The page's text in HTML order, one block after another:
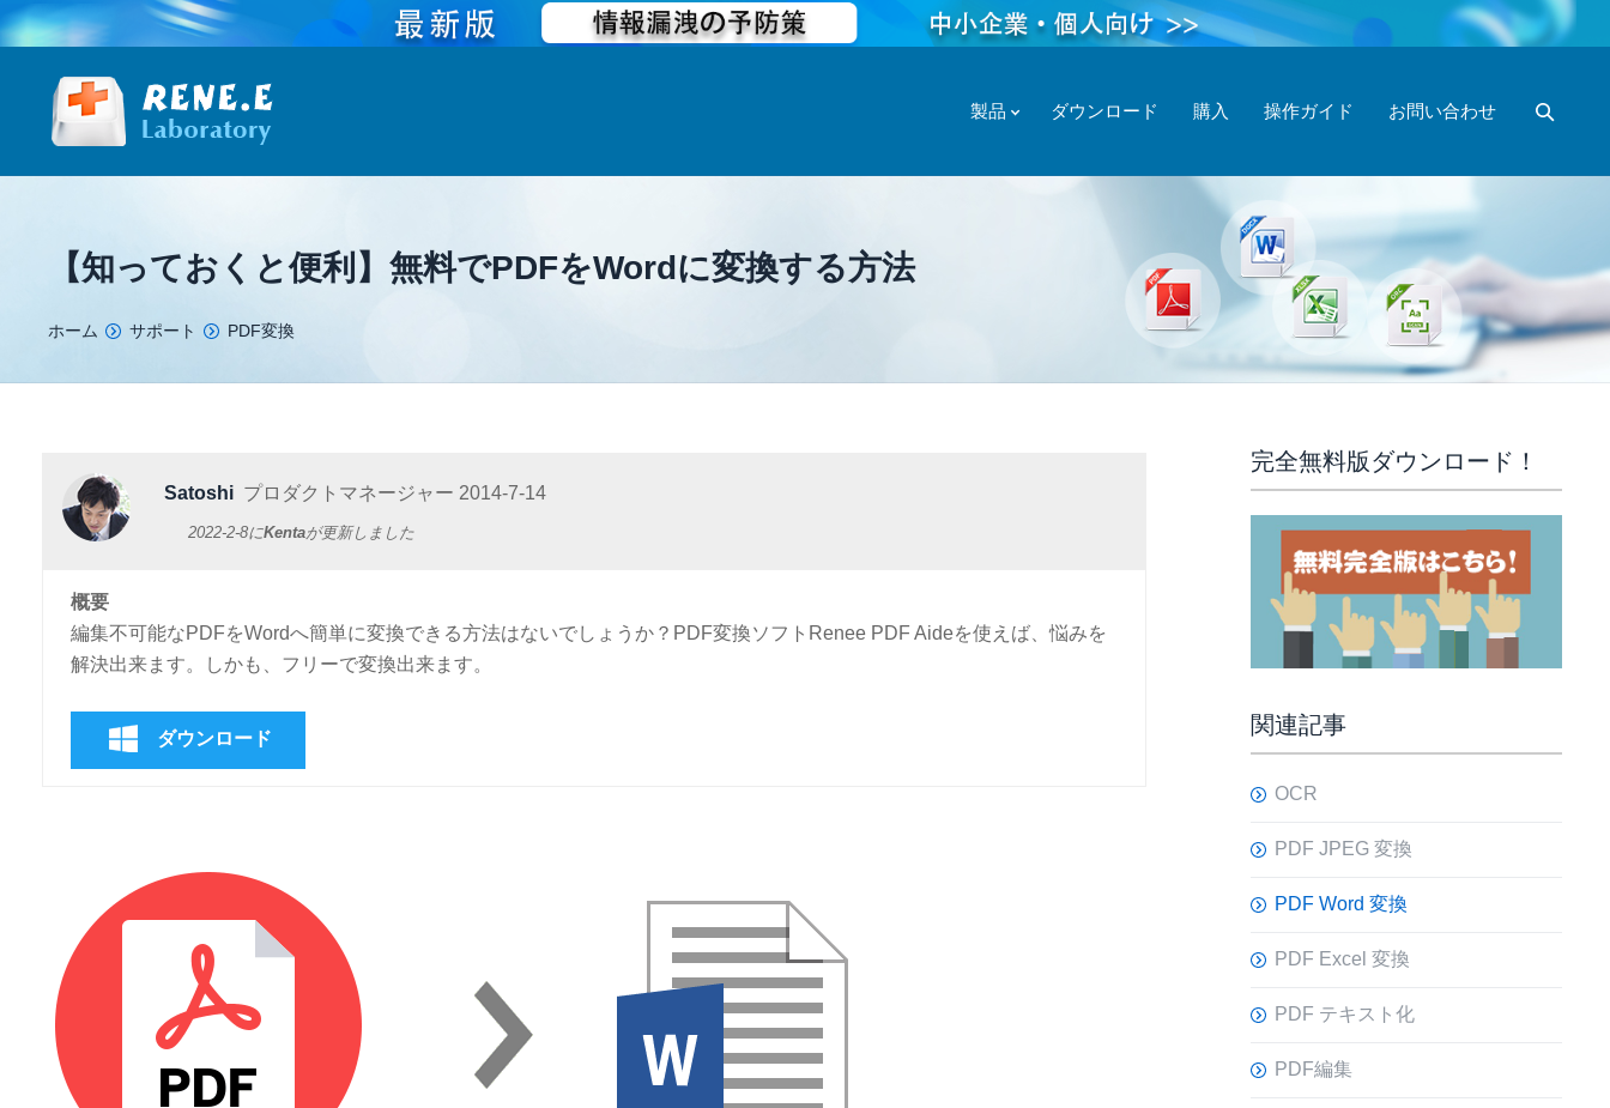
製品 ダウンロード 購入 操作ガイド お問い合わせ
【知っておくと便利】無料でPDFをWordに変換する方法
You are here:
ホーム サポート PDF変換
Satoshi プロダクトマネージャー 2014-7-14
2022-2-8にKentaが更新しました
概要
編集不可能なPDFをWordへ簡単に変換できる方法はないでしょうか？PDF変換ソフトRenee PDF Aideを使えば、悩みを
解決出来ます。しかも、フリーで変換出来ます。
ダウンロード
完全無料版ダウンロード！
関連記事
OCR
PDF JPEG 変換
PDF Word 変換
PDF Excel 変換
PDF テキスト化
PDF編集